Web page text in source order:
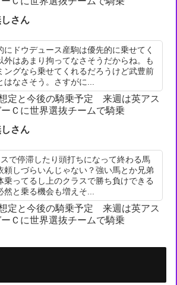
さん
にドウデュース産駒は優先的に乗せてく
外はあまり拘ってなさそうだからね。も
ングなら乗せてくれるだろうけど武豊前
なさそう。さすがに...
想定と今後の騎乗予定 来週は英アス
Ｃに世界選抜チームで騎乗
さん
で停滞したり頭打ちになって終わる馬
頼しづらいんじゃない？強い馬とか兄弟
乗ってるし上のクラスで勝ち負けできる
然と乗る機会も増えそ...
想定と今後の騎乗予定 来週は英アス
Ｃに世界選抜チームで騎乗